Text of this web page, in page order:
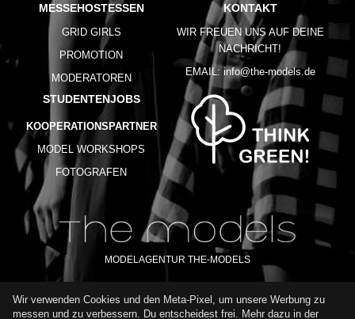
MESSEHOSTESSEN
GRID GIRLS
PROMOTION
MODERATOREN
STUDENTENJOBS
KOOPERATIONSPARTNER
MODEL WORKSHOPS
FOTOGRAFEN
KONTAKT
WIR FREUEN UNS AUF DEINE
NACHRICHT!
EMAIL: info@the-models.de
MODELAGENTUR THE-MODELS
IMPRESSUM AGB DATENSCHUTZ
Wir verwenden Cookies und den Meta-Pixel, um unsere Werbung zu
messen und zu verbessern. Du entscheidest frei. Mehr dazu in der